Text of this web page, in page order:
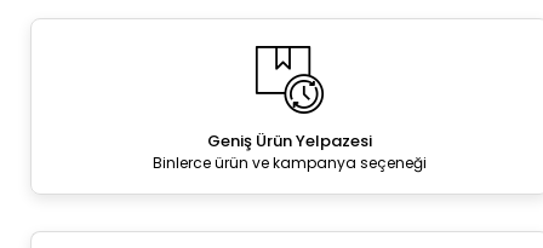
Geniş Ürün Yelpazesi
Binlerce ürün ve kampanya seçeneği